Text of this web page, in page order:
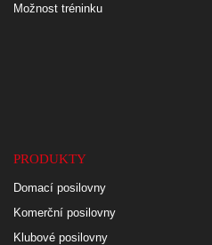
Možnost tréninku
PRODUKTY
Domací posilovny
Komerční posilovny
Klubové posilovny